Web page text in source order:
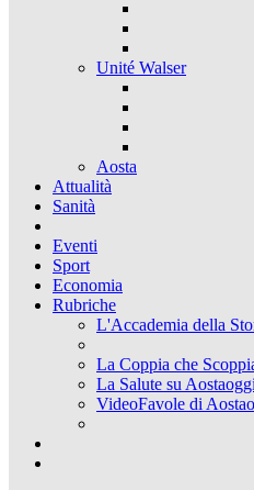
Unité Walser
Aosta
Attualità
Sanità
Eventi
Sport
Economia
Rubriche
L'Accademia della
La Coppia che
La Salute su
VideoFavole di